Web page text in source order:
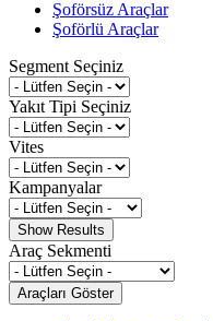
Şoförsüz Araçlar
Şoförlü Araçlar
Segment Seçiniz
Yakıt Tipi Seçiniz
Vites
Kampanyalar
Araç Sekmenti